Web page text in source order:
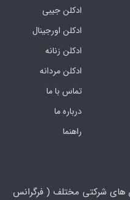
ادکلن جیبی
ادکلن اورجینال
ادکلن زنانه
ادکلن مردانه
تماس با ما
درباره ما
راهنما
های شرکتی مختلف ( فرگرانس